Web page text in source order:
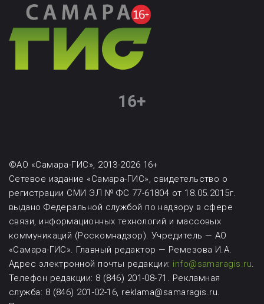
©АО «Самара-ГИС», 2013-2026 16+
Сетевое издание «Самара-ГИС», свидетельство о
регистрации СМИ ЭЛ № ФС 77-61804 от 18.05.2015г.
выдано Федеральной службой по надзору в сфере
связи, информационных технологий и массовых
коммуникаций (Роскомнадзор). Учредитель — АО
«Самара-ГИС». Главный редактор — Ремезова И.А.
Адрес электронной почты редакции: info@samaragis.ru.
Телефон редакции: 8 (846) 201-08-71. Рекламная
служба: 8 (846) 201-02-16, reklama@samaragis.ru.